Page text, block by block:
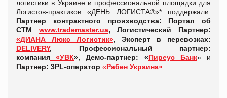
логистики в Украине и профессиональной площадки для
Логистов-практиков «ДЕНЬ ЛОГИСТА®»* поддержали:
Партнер контрактного производства: Портал об
СТМ www.trademaster.ua, Логистический Партнер:
«ДИАНА Люкс Логистик», Эксперт в перевозках:
DELIVERY, Профессиональный партнер:
компания «УВК», Демо-партнер: «Пиреус Банк» и
Партнер: 3PL-оператор «Рабен Украина»